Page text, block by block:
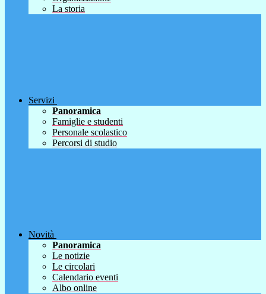
La storia
Servizi
Panoramica
Famiglie e studenti
Personale scolastico
Percorsi di studio
Novità
Panoramica
Le notizie
Le circolari
Calendario eventi
Albo online